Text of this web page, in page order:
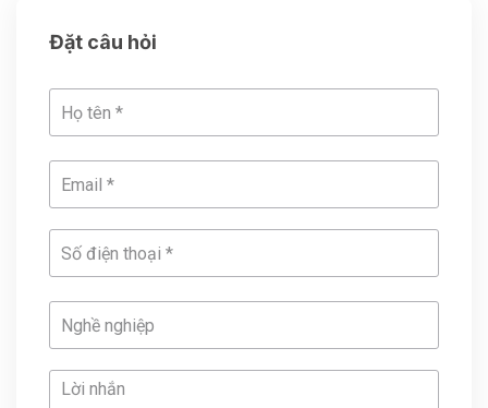
Đặt câu hỏi